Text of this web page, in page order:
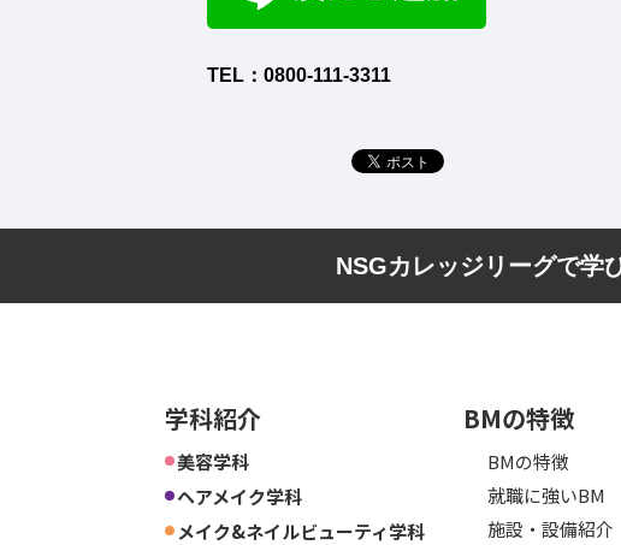
TEL：0800-111-3311
NSGカレッジリーグで学
学科紹介
美容学科
ヘアメイク学科
メイク&ネイルビューティ学科
BMの特徴
BMの特徴
就職に強いBM
施設・設備紹介